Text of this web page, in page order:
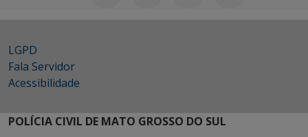
LGPD
Fala Servidor
Acessibilidade
POLÍCIA CIVIL DE MATO GROSSO DO SUL